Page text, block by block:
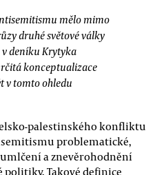
mělo mimo
druhé světové války
v deníku Krytyka
konceptualizace
v tomto ohledu
palestinského konfliktu
problematické,
a znevěrohodnění
Takové definice